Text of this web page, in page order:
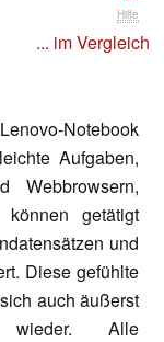
Hilfe
... im Vergleich
Notebook
Aufgaben,
getätigt
und
Diese gefühlte
auch äußerst
Alle